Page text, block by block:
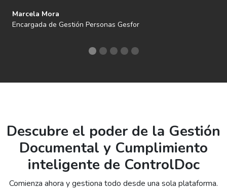
Marcela Mora
Encargada de Gestión Personas Gesfor
Descubre el poder de la Gestión
Documental y Cumplimiento
inteligente de ControlDoc
Comienza ahora y gestiona todo desde una sola plataforma.